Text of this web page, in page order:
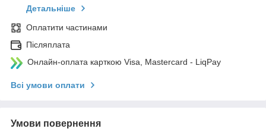
Детальніше
Оплатити частинами
Післяплата
Онлайн-оплата карткою Visa, Mastercard - LiqPay
Всі умови оплати
Умови повернення